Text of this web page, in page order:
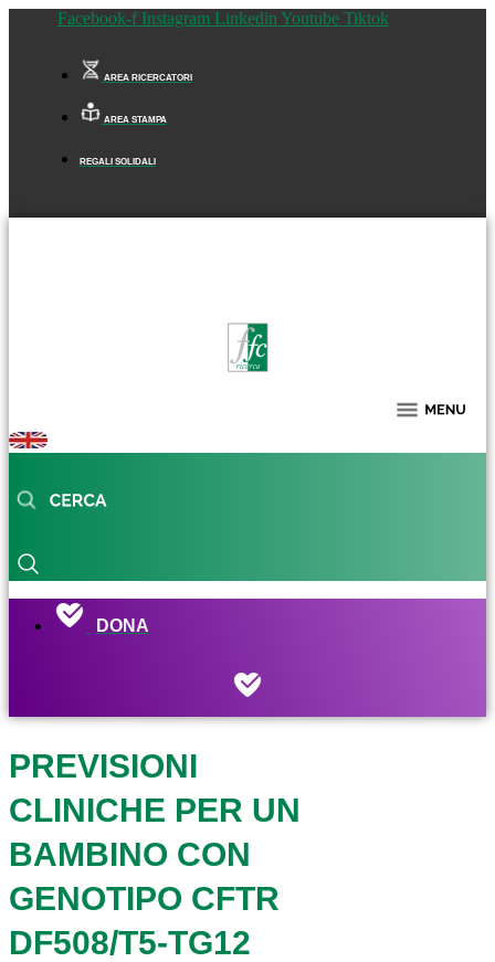
Facebook-f Instagram Linkedin Youtube Tiktok
AREA RICERCATORI
AREA STAMPA
REGALI SOLIDALI
DONA
PREVISIONI
CLINICHE PER UN
BAMBINO CON
GENOTIPO CFTR
DF508/T5-TG12